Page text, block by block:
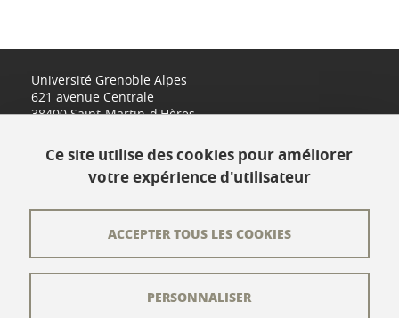
Université Grenoble Alpes
621 avenue Centrale
38400 Saint-Martin-d'Hères
L'équipe éditoriale
Ce site utilise des cookies pour améliorer
votre expérience d'utilisateur
ACCEPTER TOUS LES COOKIES
PERSONNALISER